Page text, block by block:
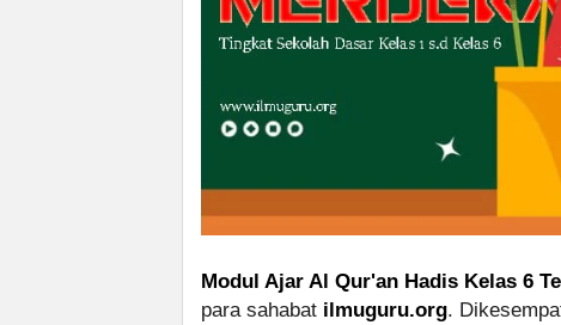
Modul Ajar Al Qur'an Hadis Kelas 6
para sahabat ilmuguru.org.